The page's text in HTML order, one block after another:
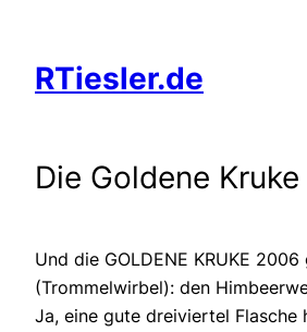
springen
RTiesler.de
Die Goldene
Und die GOLDENE KRUKE 2006
(Trommelwirbel): den
Ja, eine gute dreiviertel Flasche